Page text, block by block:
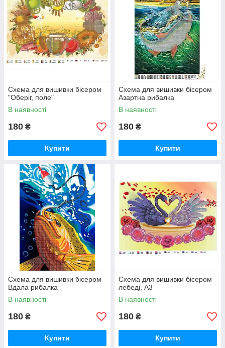
Схема для вишивки бісером
"Оберіг, поле"
В наявності
180 ₴
Купити
Схема для вишивки бісером
Азартна рибалка
В наявності
180 ₴
Купити
Схема для вишивки бісером
Вдала рибалка
В наявності
180 ₴
Купити
Схема для вишивки бісером
лебеді, А3
В наявності
180 ₴
Купити